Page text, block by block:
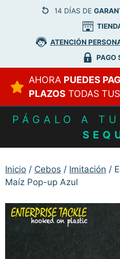
14 DÍAS DE
ATENCIÓN
PAGO
AHORA PUEDES
PLAZOS TODAS
PÁGALO A
Inicio / Cebos / Imitación /
Maíz Pop-up Azul